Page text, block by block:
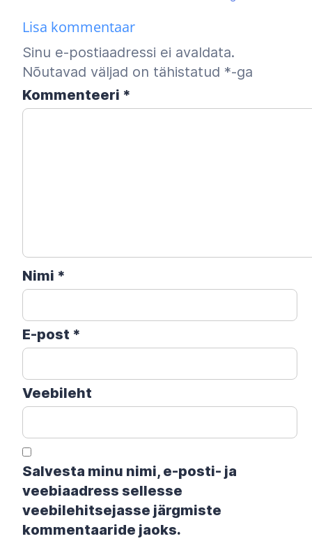
Lisa kommentaar
Sinu e-postiaadressi ei avaldata.
Nõutavad väljad on tähistatud *-ga
Kommenteeri *
Nimi *
E-post *
Veebileht
Salvesta minu nimi, e-posti- ja
veebiaadress sellesse
veebilehitsejasse järgmiste
kommentaaride jaoks.